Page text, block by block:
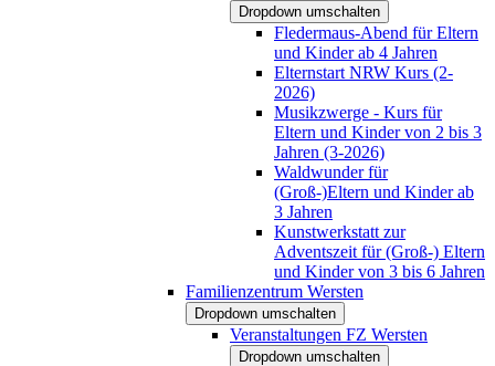
Dropdown umschalten
Fledermaus-Abend für Eltern
und Kinder ab 4 Jahren
Elternstart NRW Kurs (2-
2026)
Musikzwerge - Kurs für
Eltern und Kinder von 2 bis 3
Jahren (3-2026)
Waldwunder für
(Groß-)Eltern und Kinder ab
3 Jahren
Kunstwerkstatt zur
Adventszeit für (Groß-) Eltern
und Kinder von 3 bis 6 Jahren
Familienzentrum Wersten
Dropdown umschalten
Veranstaltungen FZ Wersten
Dropdown umschalten